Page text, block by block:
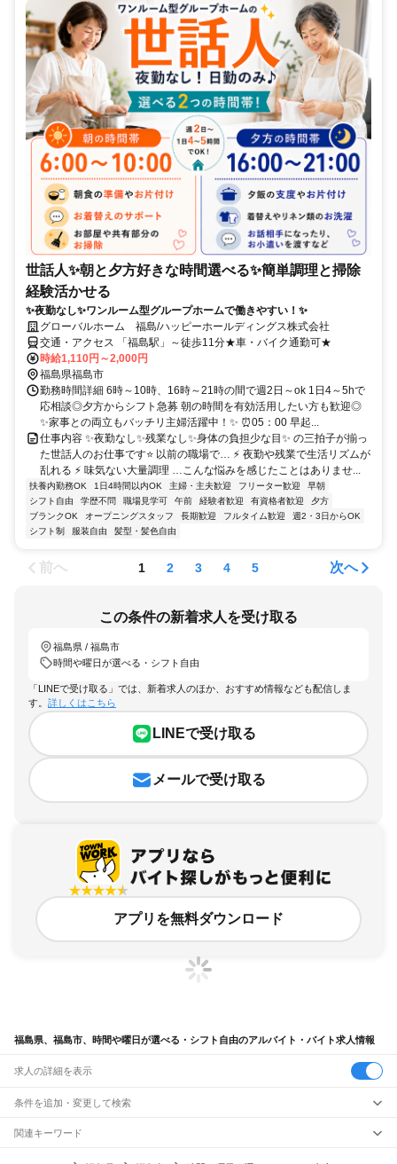
世話人✨朝と夕方好きな時間選べる✨簡単調理と掃除
経験活かせる
✨夜勤なし✨ワンルーム型グループホームで働きやすい！✨
グローバルホーム 福島/ハッピーホールディングス株式会社
交通・アクセス 「福島駅」～徒歩11分★車・バイク通勤可★
時給1,110円～2,000円
福島県福島市
勤務時間詳細 6時～10時、16時～21時の間で週2日～ok 1日4～5hで
応相談◎夕方からシフト急募 朝の時間を有効活用したい方も歓迎◎
✨家事との両立もバッチリ主婦活躍中！✨ ⏰05：00 早起...
仕事内容 ✨夜勤なし✨残業なし✨身体の負担少な目✨ の三拍子が揃っ
た世話人のお仕事です⭐ 以前の職場で… ⚡ 夜勤や残業で生活リズムが
乱れる ⚡ 味気ない大量調理 …こんな悩みを感じたことはありませ...
扶養内勤務OK 1日4時間以内OK 主婦・主夫歓迎 フリーター歓迎
早朝
シフト自由
学歴不問 職場見学可 午前 経験者歓迎 有資格者歓迎
夕方
ブランクOK
オープニングスタッフ 長期歓迎 フルタイム歓迎
週2・3日からOK
シフト制
服装自由 髪型・髪色自由
前へ 1 2 3 4 5 次へ
この条件の新着求人を受け取る
福島県 / 福島市
時間や曜日が選べる・シフト自由
「LINEで受け取る」では、新着求人のほか、おすすめ情報なども配信しま
す。 詳しくはこちら
LINEで受け取る
メールで受け取る
アプリを無料ダウンロード
福島県、福島市、時間や曜日が選べる・シフト自由のアルバイト・バイト求人情報
求人の詳細を表示
条件を追加・変更して検索
市区町村を追加・変更
関連キーワード